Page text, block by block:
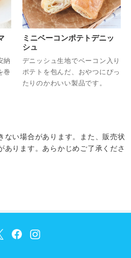
納
巻
ミニベーコンポテトデニッ
シュ
デニッシュ生地でベーコン入り
ポテトを包んだ、おやつにぴっ
たりのかわいい製品です。
ない場合があります。また、販売状
あります。あらかじめご了承くださ